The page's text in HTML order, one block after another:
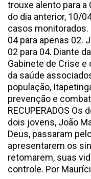
trouxe alento para a
do dia anterior, 10/
casos
04 para apenas 02.
02 para 04. Diante
Gabinete de Crise
da saúde
população,
prevenção e
RECUPERADOS
dois jovens, João
Deus, passaram
apresentarem os
retomarem, suas
controle. Por